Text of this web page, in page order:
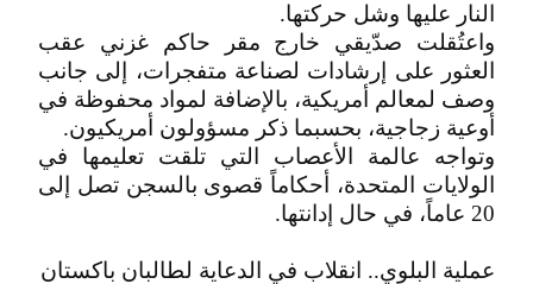
النار عليها وشل حركتها.
واعتُقلت صدّيقي خارج مقر حاكم غزني عقب
العثور على إرشادات لصناعة متفجرات، إلى جانب
وصف لمعالم أمريكية، بالإضافة لمواد محفوظة في
أوعية زجاجية، بحسبما ذكر مسؤولون أمريكيون.
وتواجه عالمة الأعصاب التي تلقت تعليمها في
الولايات المتحدة، أحكاماً قصوى بالسجن تصل إلى
20 عاماً، في حال إدانتها.
عملية البلوي.. انقلاب في الدعاية لطالبان باكستان